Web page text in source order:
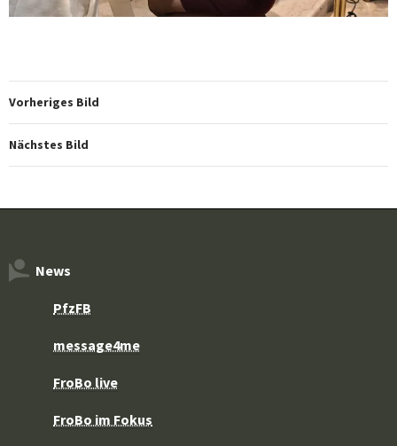
Vorheriges Bild
Nächstes Bild
News
PfzFB
message4me
FroBo live
FroBo im Fokus